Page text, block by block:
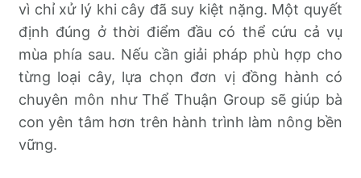
vì chỉ xử lý khi cây đã suy kiệt nặng. Một quyết
định đúng ở thời điểm đầu có thể cứu cả vụ
mùa phía sau. Nếu cần giải pháp phù hợp cho
từng loại cây, lựa chọn đơn vị đồng hành có
chuyên môn như Thể Thuận Group sẽ giúp bà
con yên tâm hơn trên hành trình làm nông bền
vững.